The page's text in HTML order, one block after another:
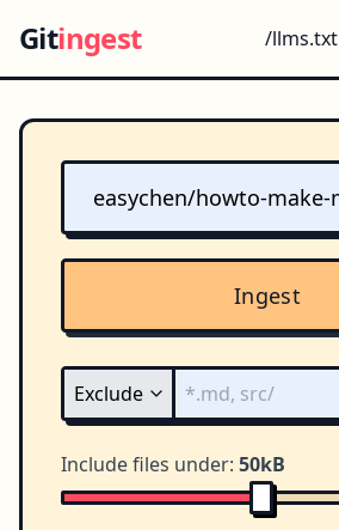
Gitingest /llms.txt
Ingest
Include files under: 50kB